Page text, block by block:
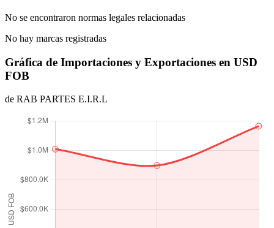
No se encontraron normas legales relacionadas
No hay marcas registradas
Gráfica de Importaciones y Exportaciones en USD
FOB
de RAB PARTES E.I.R.L